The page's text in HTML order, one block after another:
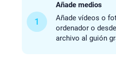
1
Añade medios
Añade vídeos o
ordenador o
archivo al guión